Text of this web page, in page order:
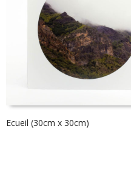
Ecueil (30cm x 30cm)